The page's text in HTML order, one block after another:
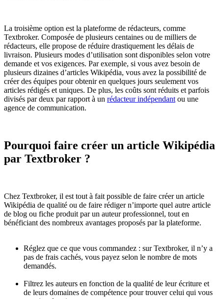
La troisième option est la plateforme de rédacteurs, comme
Textbroker. Composée de plusieurs centaines ou de milliers de
rédacteurs, elle propose de réduire drastiquement les délais de
livraison. Plusieurs modes d’utilisation sont disponibles selon votre
demande et vos exigences. Par exemple, si vous avez besoin de
plusieurs dizaines d’articles Wikipédia, vous avez la possibilité de
créer des équipes pour obtenir en quelques jours seulement vos
articles rédigés et uniques. De plus, les coûts sont réduits et parfois
divisés par deux par rapport à un rédacteur indépendant ou une
agence de communication.
Pourquoi faire créer un article Wikipédia
par Textbroker ?
Chez Textbroker, il est tout à fait possible de faire créer un article
Wikipédia de qualité ou de faire rédiger n’importe quel autre article
de blog ou fiche produit par un auteur professionnel, tout en
bénéficiant des nombreux avantages proposés par la plateforme.
Réglez que ce que vous commandez : sur Textbroker, il n’y a
pas de frais cachés, vous payez selon le nombre de mots
demandés.
Filtrez les auteurs en fonction de la qualité de leur écriture et
de leurs domaines de compétence pour trouver celui qui vous